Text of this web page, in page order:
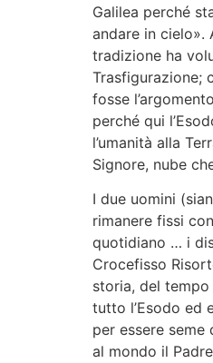
Galilea perché
andare in cielo».
tradizione ha
Trasfigurazione;
fosse
perché qui
l’umanità alla
Signore, nube
I due uomini
rimanere fissi
quotidiano … i
Crocefisso
storia, del
tutto l’Esodo ed
per essere
al mondo il